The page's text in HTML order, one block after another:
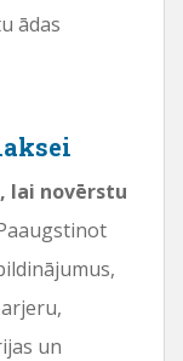
ādas
lai novērstu
un